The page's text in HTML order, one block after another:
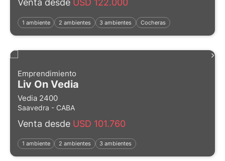
Venta desde USD 122.000
1 ambiente 2 ambientes 3 ambientes Cocheras
Emprendimiento
Liv On Vedia
Vedia 2400
Saavedra - CABA
Venta desde USD 101.760
1 ambiente 2 ambientes 3 ambientes